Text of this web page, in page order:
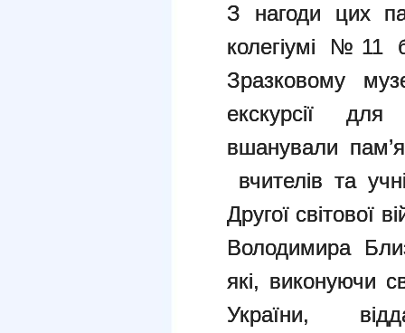
З нагоди цих
колегіумі №11
Зразковому
екскурсії для
вшанували
вчителів та
Другої світової
Володимира
які, виконуючи
України,